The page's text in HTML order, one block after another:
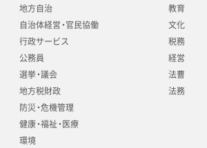
地方自治
自治体経営・官民協働
行政サービス
公務員
選挙・議会
地方税財政
防災・危機管理
健康・福祉・医療
環境
教育
文化
税務
経営
法曹
法務